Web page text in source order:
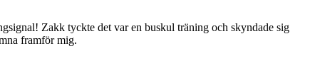
Zakk tyckte det var en buskul träning och skyndade sig
framför mig.